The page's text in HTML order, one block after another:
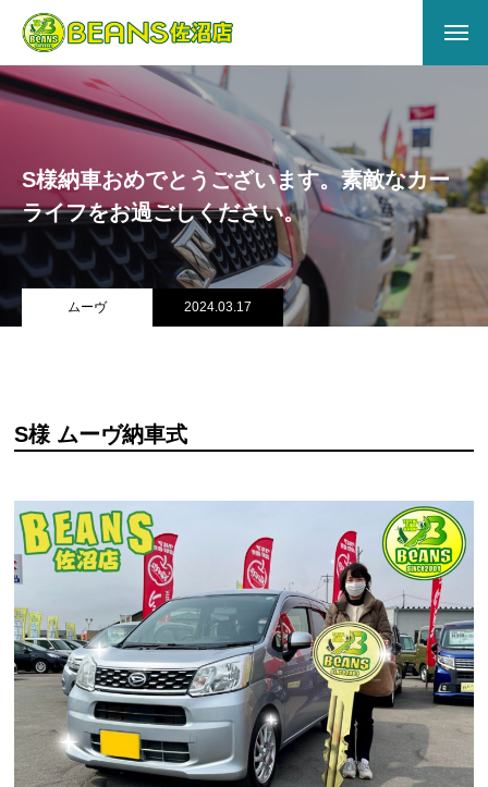
HOME
会社概要
アクセス
店舗情報
定期点検・車検
ビーンズMyカーリース
レッカー
レンタカー
S様納車おめでとうございます。素敵なカー
ライフをお過ごしください。
ムーヴ 2024.03.17
S様 ムーヴ納車式